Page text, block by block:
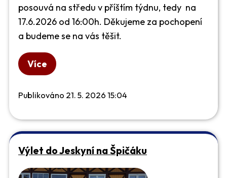
posouvá na středu v příštím týdnu, tedy na
17.6.2026 od 16:00h. Děkujeme za pochopení
a budeme se na vás těšit.
Více
Publikováno 21. 5. 2026 15:04
Výlet do Jeskyní na Špičáku